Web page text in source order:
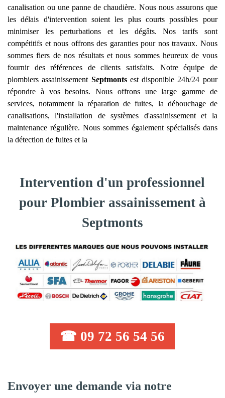
canalisation ou une panne de chaudière. Nous nous assurons que
les délais d'intervention soient les plus courts possibles pour
minimiser les perturbations et les dégâts. Nos tarifs sont
compétitifs et nous offrons des garanties pour nos travaux. Nous
sommes fiers de nos résultats et nous sommes heureux de vous
fournir des références de clients satisfaits. Notre équipe de
plombiers assainissement Septmontsest disponible 24h/24 pour
répondre à vos besoins. Nous offrons une large gamme de
services, notamment la réparation de fuites, la débouchage de
canalisations, l'installation de systèmes d'assainissement et la
maintenance régulière. Nous sommes également spécialisés dans
la détection de fuites et la
Intervention d'un professionnel
pour Plombier assainissement à
Septmonts
☎ 09 72 56 54 56
Envoyer une demande via notre